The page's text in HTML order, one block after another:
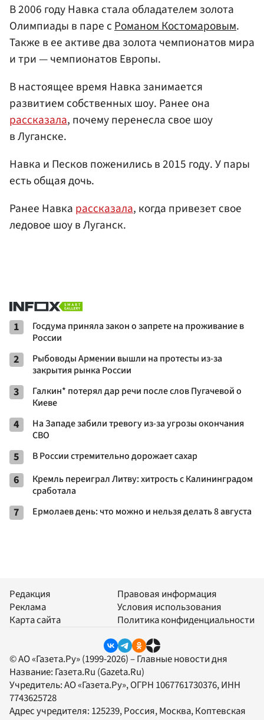
В 2006 году Навка стала обладателем золота
Олимпиады в паре сРоманом Костомаровым.
Также в ее активе два золота чемпионатов мира
и три — чемпионатов Европы.
В настоящее время Навка занимается
развитием собственных шоу. Ранее она
рассказала, почему перенесла свое шоу
в Луганске.
Навка и Песков поженились в 2015 году. У пары
есть общая дочь.
Ранее Навка рассказала, когда привезет свое
ледовое шоу в Луганск.
1
Госдума приняла закон о запрете на проживание в
России
2
Рыбоводы Армении вышли на протесты из-за
закрытия рынка России
3
Галкин* потерял дар речи после слов Пугачевой о
Киеве
4
На Западе забили тревогу из-за угрозы окончания
СВО
5 В России стремительно дорожает сахар
6
Кремль переиграл Литву: хитрость с Калининградом
сработала
7 Ермолаев день: что можно и нельзя делать 8 августа
Редакция
Реклама
Карта сайта
Правовая информация
Условия использования
Политика конфиденциальности
© АО «Газета.Ру» (1999-2026) – Главные новости дня
Название: Газета.Ru (Gazeta.Ru)
Учредитель:АО «Газета.Ру», ОГРН 1067761730376, ИНН
7743625728
Адрес учредителя: 125239, Россия, Москва, Коптевская